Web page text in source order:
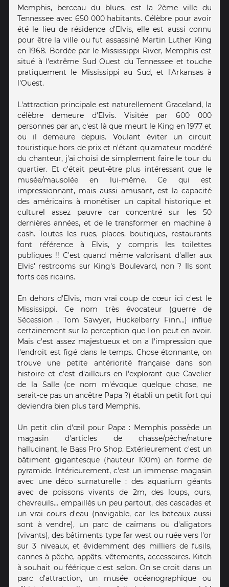
Memphis, berceau du blues, est la 2ème ville du
Tennessee avec 650 000 habitants. Célèbre pour avoir
été le lieu de résidence d'Elvis, elle est aussi connu
pour être la ville ou fut assassiné Martin Luther King
en 1968. Bordée par le Mississippi River, Memphis est
situé à l'extrême Sud Ouest du Tennessee et touche
pratiquement le Mississippi au Sud, et l'Arkansas à
l'Ouest.
L'attraction principale est naturellement Graceland, la
célèbre demeure d'Elvis. Visitée par 600 000
personnes par an, c'est là que meurt le King en 1977 et
ou il demeure depuis. Voulant éviter un circuit
touristique hors de prix et n'étant qu'amateur modéré
du chanteur, j'ai choisi de simplement faire le tour du
quartier. Et c'était peut-être plus intéressant que le
musée/mausolée en lui-même. Ce qui est
impressionnant, mais aussi amusant, est la capacité
des américains à monétiser un capital historique et
culturel assez pauvre car concentré sur les 50
dernières années, et de le transformer en machine à
cash. Toutes les rues, places, boutiques, restaurants
font référence à Elvis, y compris les toilettes
publiques !! C'est quand même valorisant d'aller aux
Elvis' restrooms sur King's Boulevard, non ? Ils sont
forts ces ricains.
En dehors d'Elvis, mon vrai coup de cœur ici c'est le
Mississippi. Ce nom très évocateur (guerre de
Sécession , Tom Sawyer, Huckelberry Finn...) influe
certainement sur la perception que l'on peut en avoir.
Mais c'est assez majestueux et on a l'impression que
l'endroit est figé dans le temps. Chose étonnante, on
trouve une petite antériorité française dans son
histoire et c'est d'ailleurs en l'explorant que Cavelier
de la Salle (ce nom m'évoque quelque chose, ne
serait-ce pas un ancêtre Papa ?) établi un petit fort qui
deviendra bien plus tard Memphis.
Un petit clin d'œil pour Papa : Memphis possède un
magasin d'articles de chasse/pêche/nature
hallucinant, le Bass Pro Shop. Extérieurement c'est un
bâtiment gigantesque (hauteur 100m) en forme de
pyramide. Intérieurement, c'est un immense magasin
avec une déco surnaturelle : des aquarium géants
avec de poissons vivants de 2m, des loups, ours,
chevreuils... empaillés un peu partout, des cascades et
un vrai cours d'eau (navigable, car les bateaux aussi
sont à vendre), un parc de caïmans ou d'aligators
(vivants), des bâtiments type far west ou ruée vers l'or
sur 3 niveaux, et évidemment des milliers de fusils,
cannes à pêche, appâts, vêtements, accessoires. Kitch
à souhait ou féérique c'est selon. On se croit dans un
parc d'attraction, un musée océanographique ou